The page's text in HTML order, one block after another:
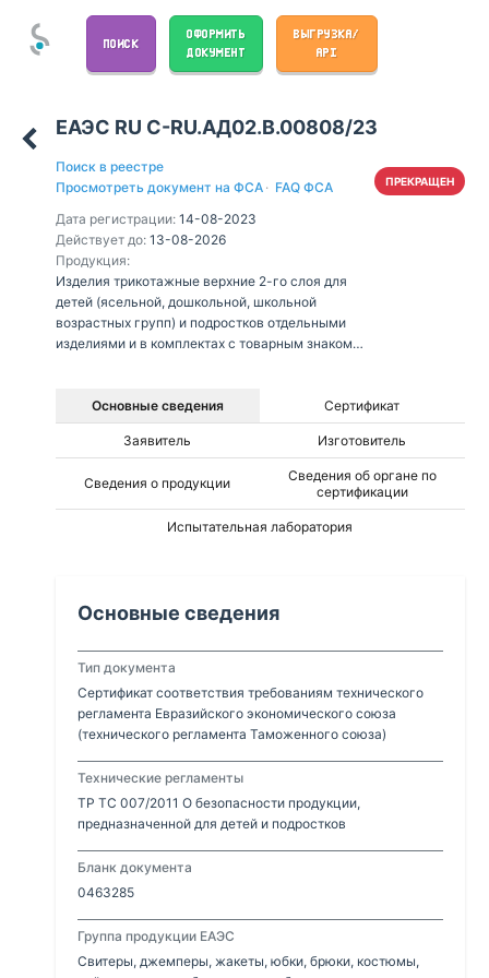
ПОИСК
ОФОРМИТЬ
ДОКУМЕНТ
ВЫГРУЗКА/
API
ЕАЭС RU С-RU.АД02.В.00808/23
Поиск в реестре
Просмотреть документ на ФСА · FAQ ФСА
Дата регистрации: 14-08-2023
Действует до: 13-08-2026
Продукция:
Изделия трикотажные верхние 2-го слоя для
детей (ясельной, дошкольной, школьной
возрастных групп) и подростков отдельными
изделиями и в комплектах с товарным знаком
ПРЕКРАЩЕН
Основные сведения Сертификат
Заявитель Изготовитель
Сведения о продукции
Сведения об органе по
сертификации
Испытательная лаборатория
Основные сведения
Тип документа
Сертификат соответствия требованиям технического
регламента Евразийского экономического союза
(технического регламента Таможенного союза)
Технические регламенты
ТР ТС 007/2011 О безопасности продукции,
предназначенной для детей и подростков
Бланк документа
0463285
Группа продукции ЕАЭС
Свитеры, джемперы, жакеты, юбки, брюки, костюмы,